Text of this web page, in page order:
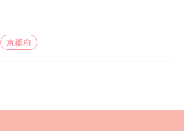
京都府